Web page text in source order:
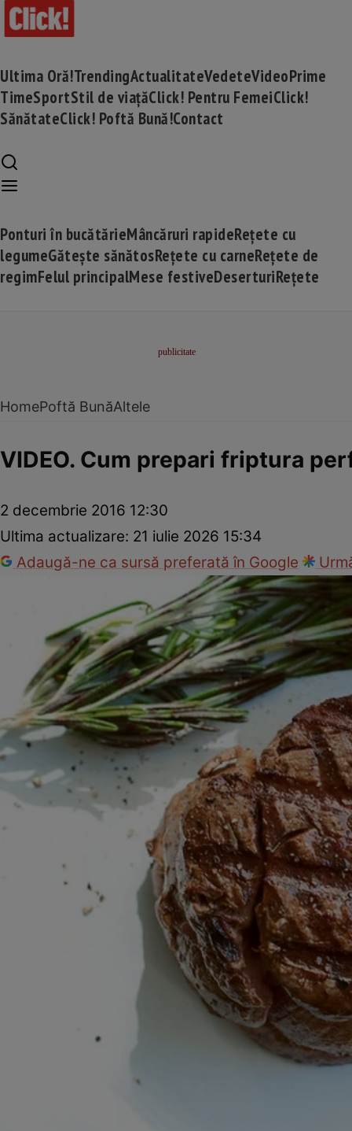
Ultima Oră!TrendingActualitateVedeteVideoPrime
TimeSportStil de viațăClick! Pentru FemeiClick!
SănătateClick! Poftă Bună!Contact
Ponturi în bucătărieMâncăruri rapideRețete cu
legumeGătește sănătosRețete cu carneRețete de
regimFelul principalMese festiveDeserturiRețete
HomePoftă BunăAltele
VIDEO. Cum prepari friptura
2 decembrie 2016 12:30
Ultima actualizare: 21 iulie 2026 15:34
Adaugă-ne ca sursă preferată în Google